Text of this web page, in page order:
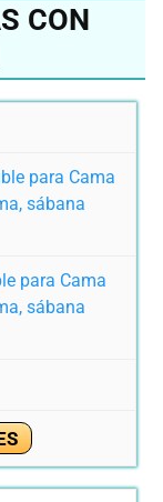
CON
para Cama
sábana